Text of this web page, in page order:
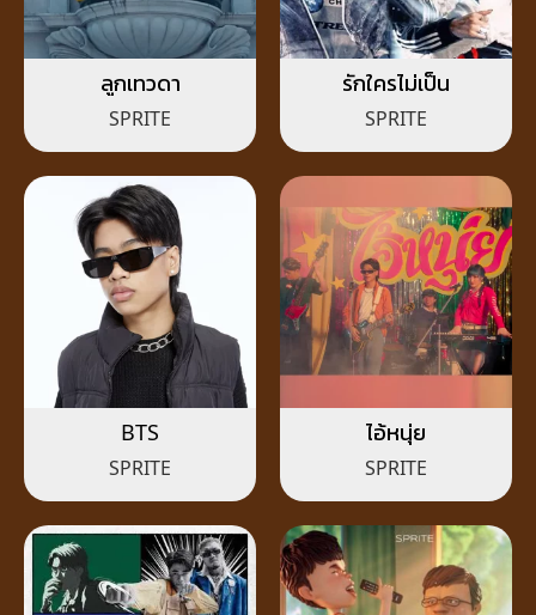
ลูกเทวดา
SPRITE
รักใครไม่เป็น
SPRITE
BTS
SPRITE
ไอ้หนุ่ย
SPRITE